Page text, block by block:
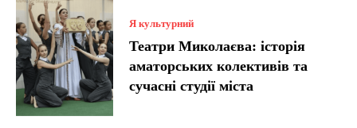
Я культурний
Театри Миколаєва: історія
аматорських колективів та
сучасні студії міста